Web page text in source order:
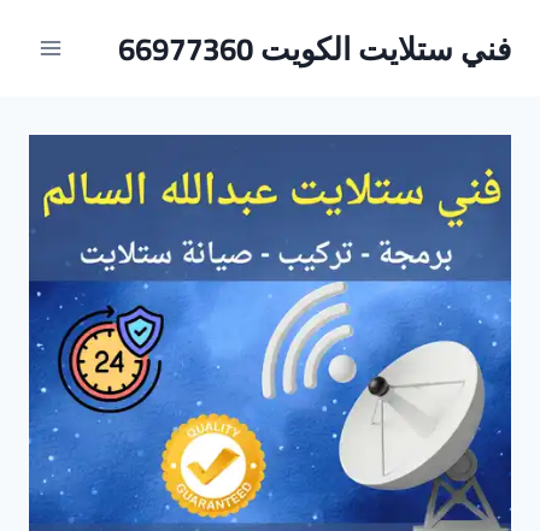
المحتوى
فني ستلايت الكويت 66977360